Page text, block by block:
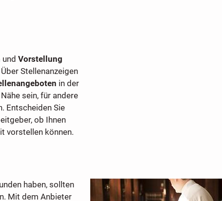
und Vorstellung
Stellenanzeigen
in der
sein, für andere
Entscheiden Sie
ob Ihnen
vorstellen können.
haben, sollten
Mit dem Anbieter